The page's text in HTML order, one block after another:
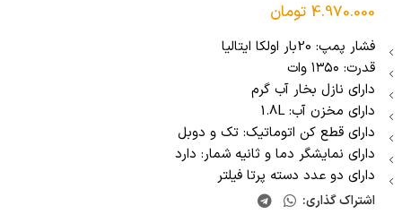
4.970.000 تومان
فشار پمپ: 20بار اولکا ایتالیا
قدرت: ۱۳۵۰ وات
دارای نازل بخار آب گرم
دارای مخزن آب: 1.8L
دارای قطع کن اتوماتیک: تک و دوبل
دارای نمایشگر دما و ثانیه شمار: دارد
دارای دو عدد دسته پرتا فیلتر
اشتراک گذاری: